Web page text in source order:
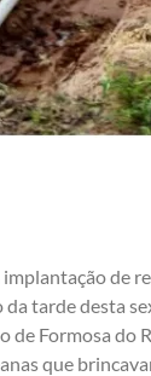
de
tarde desta
de Formosa do
que